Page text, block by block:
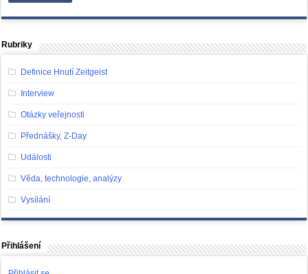
Rubriky
Definice Hnutí Zeitgeist
Interview
Otázky veřejnosti
Přednášky, Z-Day
Události
Věda, technologie, analýzy
Vysílání
Přihlášení